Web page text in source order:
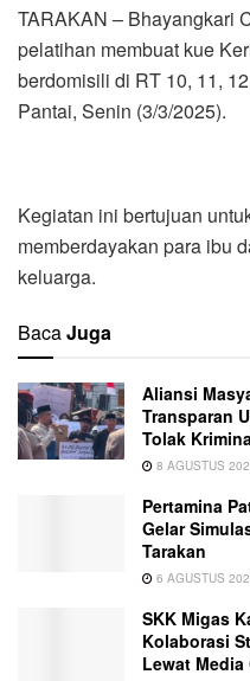
TARAKAN – Bhayangkari
pelatihan membuat kue
berdomisili di RT 10, 11,
Pantai, Senin (3/3/2025).
Kegiatan ini bertujuan
memberdayakan para ibu
keluarga.
BacaJuga
Aliansi
Transparan
Tolak
8 AGUSTUS
Pertamina
Gelar
Tarakan
6 AGUSTUS
SKK Migas
Kolaborasi
Lewat